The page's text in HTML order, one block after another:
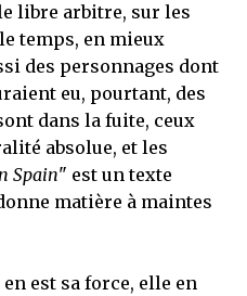
libre arbitre, sur les
temps, en mieux
des personnages dont
eu, pourtant, des
dans la fuite, ceux
absolue, et les
Spain" est un texte
matière à maintes
est sa force, elle en